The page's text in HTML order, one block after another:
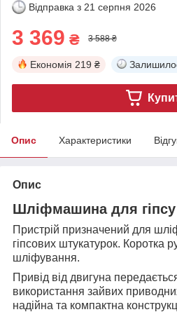
Відправка з 21 серпня 2026
3 369 ₴ 3 588 ₴
Економія 219 ₴
Опис Характеристики
Опис
Шліфмашина для гіпсу
Пристрій призначений для
гіпсових штукатурок. Коротка
шліфування.
Привід від двигуна
використання зайвих
надійна та компактна